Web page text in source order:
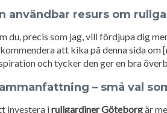
användbar resurs om
du, precis som jag, vill fördjupa dig
att kika på denna sida om
och tycker den ger en bra
– små val
investera irullgardiner Göteborgär